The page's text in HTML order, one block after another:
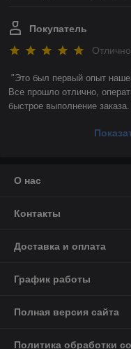
Покупатель
Отлично
"Это был первый опыт
Все прошло отлично,
быстрое выполнение
О нас
Контакты
Доставка и оплата
График работы
Полная версия сайта
Политика обработки